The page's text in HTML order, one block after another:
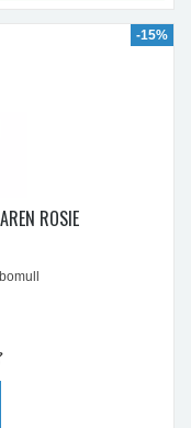
-15%
ROSIE